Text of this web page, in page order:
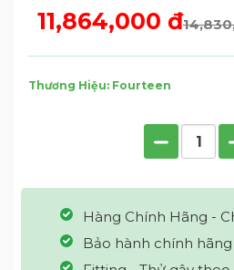
11,864,000 đ
Thương Hiệu: Fourteen
Hàng Chính Hãng -
Bảo hành chính